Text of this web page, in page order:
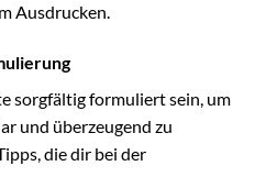
Ausdrucken.
sorgfältig formuliert sein, um
und überzeugend zu
die dir bei der